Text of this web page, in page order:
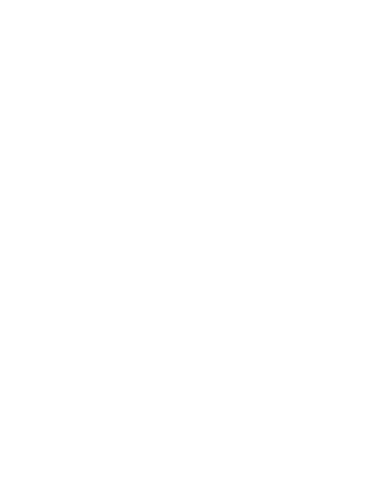
документов
А3/А4
форматов
дипломных работ
диссертаций
дипломных проектов
докторских диссертаций
магистерских диссертаций
выпускных квалификационных работ